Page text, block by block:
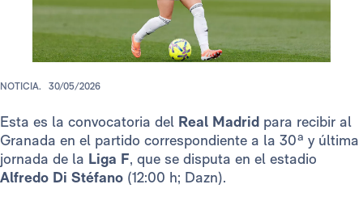
NOTICIA. 30/05/2026
Esta es la convocatoria del Real Madrid para recibir al
Granada en el partido correspondiente a la 30ª y última
jornada de la Liga F, que se disputa en el estadio
Alfredo Di Stéfano (12:00 h; Dazn).